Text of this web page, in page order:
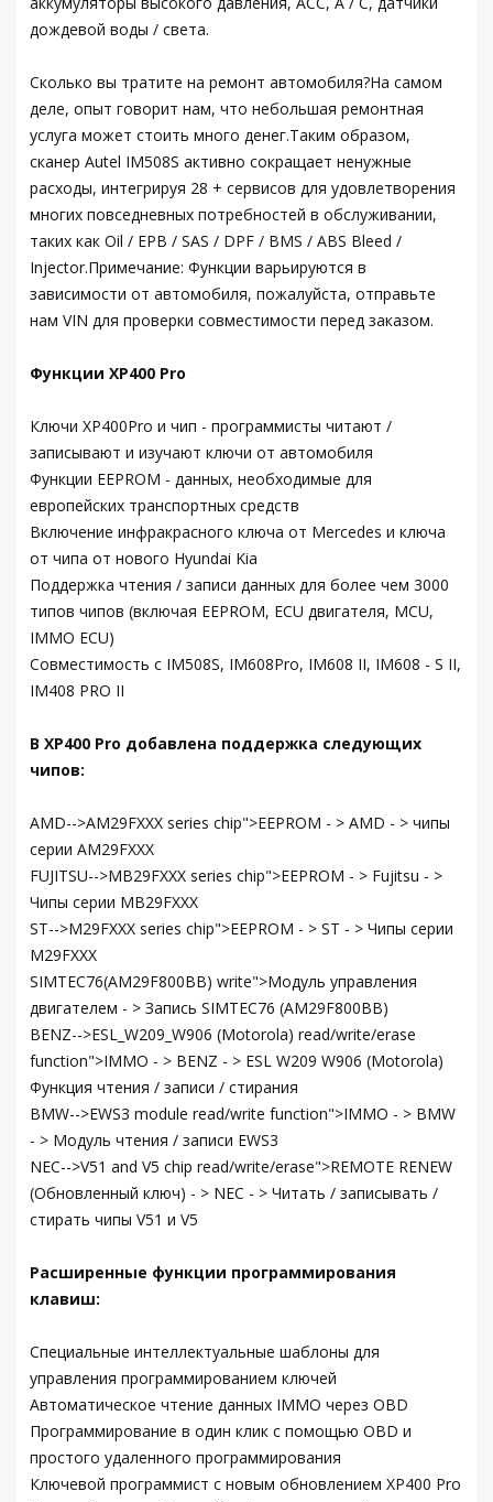
дождевой воды / света.
Сколько вы тратите на ремонт автомобиля?На самом
деле, опыт говорит нам, что небольшая ремонтная
услуга может стоить много денег.Таким образом,
сканер Autel IM508S активно сокращает ненужные
расходы, интегрируя 28 + сервисов для удовлетворения
многих повседневных потребностей в обслуживании,
таких как Oil / EPB / SAS / DPF / BMS / ABS Bleed /
Injector.Примечание: Функции варьируются в
зависимости от автомобиля, пожалуйста, отправьте
нам VIN для проверки совместимости перед заказом.
Функции XP400 Pro
Ключи XP400Pro и чип - программисты читают /
записывают и изучают ключи от автомобиля
Функции EEPROM - данных, необходимые для
европейских транспортных средств
Включение инфракрасного ключа от Mercedes и ключа
от чипа от нового Hyundai Kia
Поддержка чтения / записи данных для более чем 3000
типов чипов (включая EEPROM, ECU двигателя, MCU,
IMMO ECU)
Совместимость с IM508S, IM608Pro, IM608 II, IM608 - S II,
IM408 PRO II
В XP400 Pro добавлена поддержка следующих
чипов:
AMD-->AM29FXXX series chip">EEPROM - > AMD - > чипы
серии AM29FXXX
FUJITSU-->MB29FXXX series chip">EEPROM - > Fujitsu - >
Чипы серии MB29FXXX
ST-->M29FXXX series chip">EEPROM - > ST - > Чипы серии
M29FXXX
SIMTEC76(AM29F800BB) write">Модуль управления
двигателем - > Запись SIMTEC76 (AM29F800BB)
BENZ-->ESL_W209_W906 (Motorola) read/write/erase
function">IMMO - > BENZ - > ESL W209 W906 (Motorola)
Функция чтения / записи / стирания
BMW-->EWS3 module read/write function">IMMO - > BMW
- > Модуль чтения / записи EWS3
NEC-->V51 and V5 chip read/write/erase">REMOTE RENEW
(Обновленный ключ) - > NEC - > Читать / записывать /
стирать чипы V51 и V5
Расширенные функции программирования
клавиш:
Специальные интеллектуальные шаблоны для
управления программированием ключей
Автоматическое чтение данных IMMO через OBD
Программирование в один клик с помощью OBD и
простого удаленного программирования
Ключевой программист с новым обновлением XP400 Pro